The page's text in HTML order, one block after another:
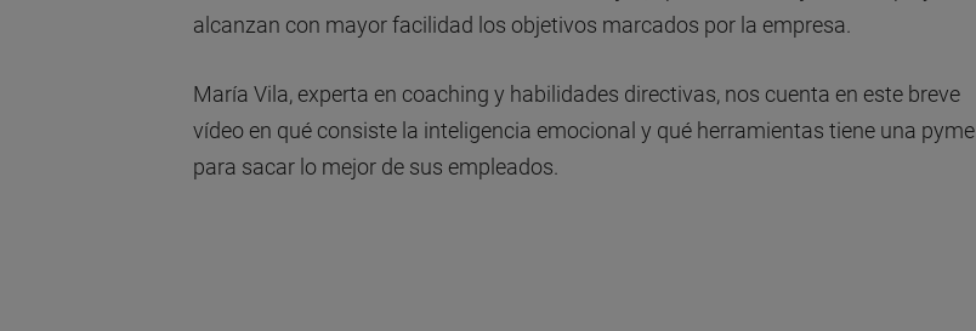
alcanzan con mayor facilidad los objetivos marcados por la empresa.
María Vila, experta en coaching y habilidades directivas, nos cuenta en este breve
vídeo en qué consiste la inteligencia emocional y qué herramientas tiene una pyme
para sacar lo mejor de sus empleados.